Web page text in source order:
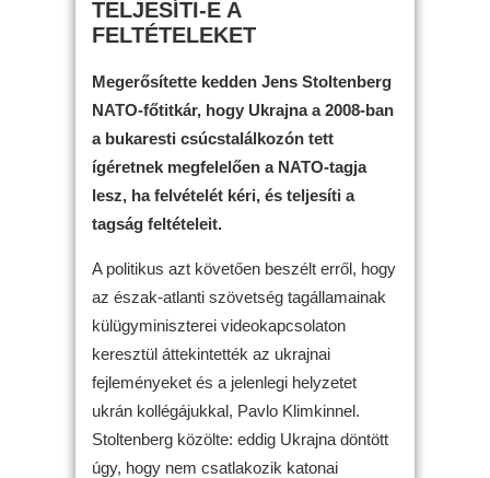
TELJESÍTI-E A
FELTÉTELEKET
Megerősítette kedden Jens Stoltenberg
NATO-főtitkár, hogy Ukrajna a 2008-ban
a bukaresti csúcstalálkozón tett
ígéretnek megfelelően a NATO-tagja
lesz, ha felvételét kéri, és teljesíti a
tagság feltételeit.
A politikus azt követően beszélt erről, hogy
az észak-atlanti szövetség tagállamainak
külügyminiszterei videokapcsolaton
keresztül áttekintették az ukrajnai
fejleményeket és a jelenlegi helyzetet
ukrán kollégájukkal, Pavlo Klimkinnel.
Stoltenberg közölte: eddig Ukrajna döntött
úgy, hogy nem csatlakozik katonai